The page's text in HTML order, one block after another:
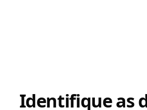
Identifique as